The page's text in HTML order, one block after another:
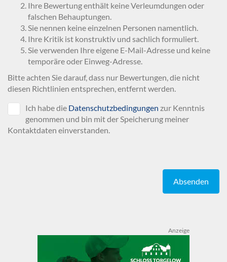
Ihre Bewertung enthält keine Verleumdungen oder
falschen Behauptungen.
Sie nennen keine einzelnen Personen namentlich.
Ihre Kritik ist konstruktiv und sachlich formuliert.
Sie verwenden Ihre eigene E-Mail-Adresse und keine
temporäre oder Einweg-Adresse.
Bitte achten Sie darauf, dass nur Bewertungen, die nicht
diesen Richtlinien entsprechen, entfernt werden.
Ich habe die Datenschutzbedingungen zur Kenntnis
genommen und bin mit der Speicherung meiner
Kontaktdaten einverstanden.
Absenden
Anzeige